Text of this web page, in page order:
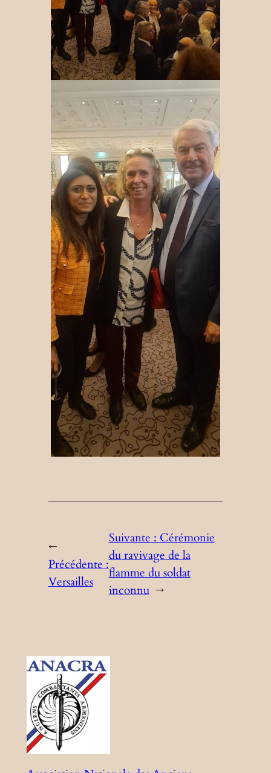
←
Précédente :
Versailles
Suivante :Cérémonie
du ravivage de la
flamme du soldat
inconnu →